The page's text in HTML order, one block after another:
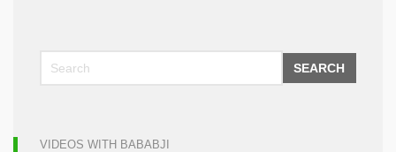
SEARCH
VIDEOS WITH BABABJI